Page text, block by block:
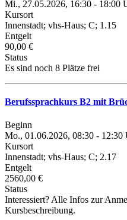
Mi., 27.05.2026, 16:30 - 18:00
Kursort
Innenstadt; vhs-Haus; C; 1.15
Entgelt
90,00 €
Status
Es sind noch 8 Plätze frei
Berufssprachkurs B2 mit
Beginn
Mo., 01.06.2026, 08:30 - 12:30
Kursort
Innenstadt; vhs-Haus; C; 2.17
Entgelt
2560,00 €
Status
Interessiert? Alle Infos zur
Kursbeschreibung.